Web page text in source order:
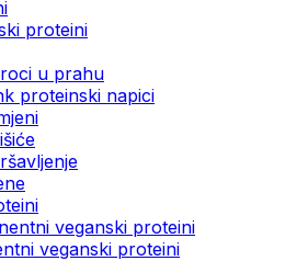
proteini
u prahu
proteinski napici
veganski proteini
veganski proteini